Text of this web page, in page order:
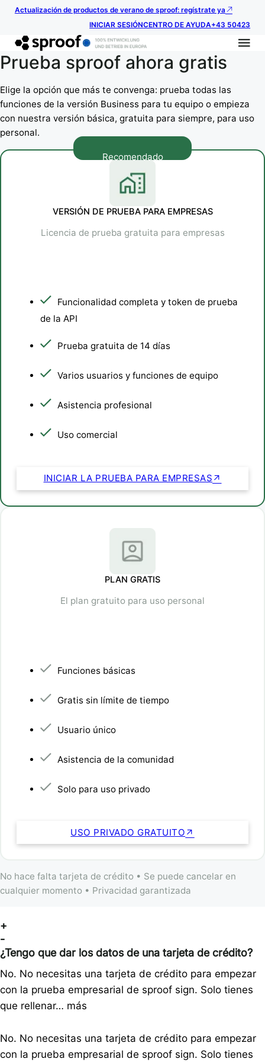
Actualización de productos de verano de sproof: regístrate ya
INICIAR SESIÓNCENTRO DE AYUDA+43 50423
Prueba sproof ahora gratis
Elige la opción que más te convenga: prueba todas las
funciones de la versión Business para tu equipo o empieza
con nuestra versión básica, gratuita para siempre, para uso
personal.
Recomendado
VERSIÓN DE PRUEBA PARA EMPRESAS
Licencia de prueba gratuita para empresas
Funcionalidad completa y token de prueba
de la API
Prueba gratuita de 14 días
Varios usuarios y funciones de equipo
Asistencia profesional
Uso comercial
INICIAR LA PRUEBA PARA EMPRESAS
PLAN GRATIS
El plan gratuito para uso personal
Funciones básicas
Gratis sin límite de tiempo
Usuario único
Asistencia de la comunidad
Solo para uso privado
USO PRIVADO GRATUITO
No hace falta tarjeta de crédito • Se puede cancelar en
cualquier momento • Privacidad garantizada
+
-
¿Tengo que dar los datos de una tarjeta de crédito?
No. No necesitas una tarjeta de crédito para empezar
con la prueba empresarial de sproof sign. Solo tienes
que rellenar… más
No. No necesitas una tarjeta de crédito para empezar
con la prueba empresarial de sproof sign. Solo tienes